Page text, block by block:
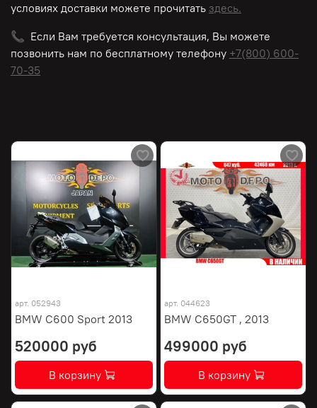
условиях доставки можете прочитать здесь.
📞 Если Вам требуется консультация, Вы можете
позвонить нам по бесплатному телефону +7(800) 600-
70-35
арт. 052943
BMW C600 Sport 2013
520000 руб
В корзину
арт. 044623
BMW C650GT , 2013
499000 руб
В корзину